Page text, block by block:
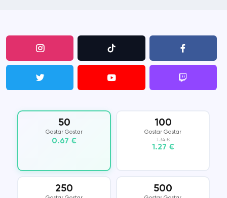
50
Gostar Gostar
0.67 €
100
Gostar Gostar
1.34 €
1.27 €
250 500